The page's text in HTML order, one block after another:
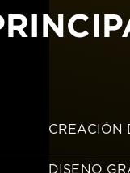
CREACIÓN
DISEÑO